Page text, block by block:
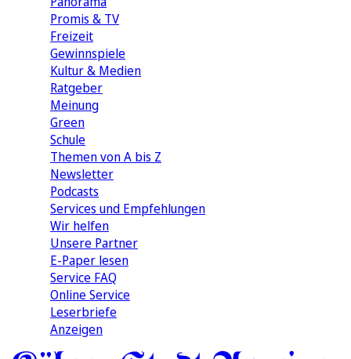
Promis & TV
Freizeit
Gewinnspiele
Kultur & Medien
Ratgeber
Meinung
Green
Schule
Themen von A bis Z
Newsletter
Podcasts
Services und Empfehlungen
Wir helfen
Unsere Partner
E-Paper lesen
Service FAQ
Online Service
Leserbriefe
Anzeigen